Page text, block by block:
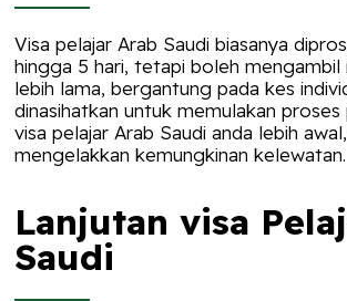
Visa pelajar Arab Saudi biasanya
hingga 5 hari, tetapi boleh mengambil
lebih lama, bergantung pada kes
dinasihatkan untuk memulakan
visa pelajar Arab Saudi anda lebih
mengelakkan kemungkinan kelewatan.
Lanjutan visa
Saudi